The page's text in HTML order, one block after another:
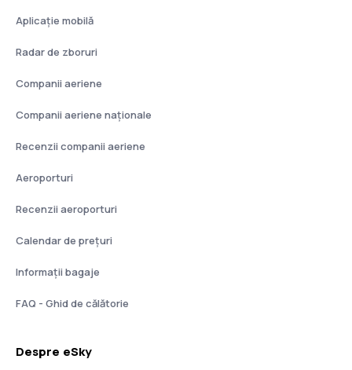
Aplicație mobilă
Radar de zboruri
Companii aeriene
Companii aeriene naţionale
Recenzii companii aeriene
Aeroporturi
Recenzii aeroporturi
Calendar de prețuri
Informații bagaje
FAQ - Ghid de călătorie
Despre eSky